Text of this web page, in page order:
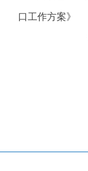
口工作方案》